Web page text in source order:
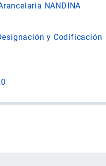
NANDINA
y Codificación